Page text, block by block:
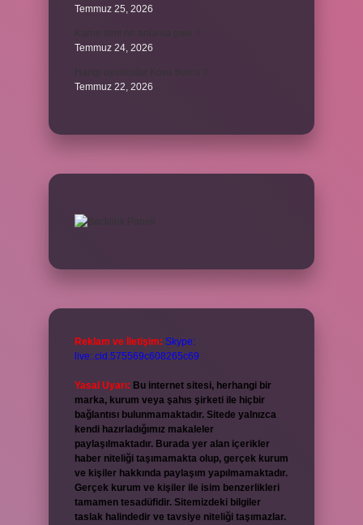
Temmuz 25, 2026
Temmuz 24, 2026
Temmuz 22, 2026
Reklam ve İletişim: Skype:
live:.cid.575569c608265c69
Yasal Uyarı: Bu internet sitesi, herhangi bir
marka, kurum veya şahıs şirketi ile hiçbir
bağlantısı bulunmamaktadır. Sitede yalnızca
kendi hazırladığımız makaleler
paylaşılmaktadır. Burada yer alan içerikler
haber niteliği taşımamakta olup, gerçek kurum
ve kişiler hakkında paylaşım yapılmamaktadır.
Gerçek kurum ve kişiler ile isim benzerlikleri
tamamen tesadüfidir. Sitemizdeki bilgiler
taslak halindedir ve tavsiye niteliği taşımazlar.